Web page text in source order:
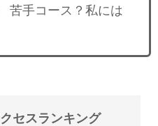
手コース？私には
セスランキング